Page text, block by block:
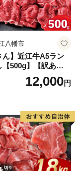
八幡市
ん】近江牛A5ラン
500g】【訳あり】
12,000円